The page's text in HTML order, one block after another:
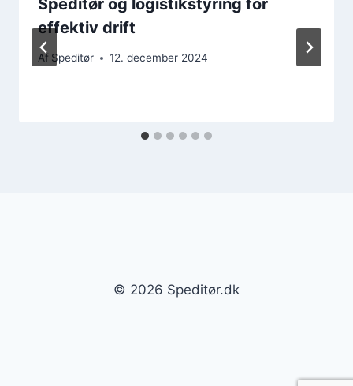
effektiv drift
Af Speditør 12. december 2024
© 2026 Speditør.dk